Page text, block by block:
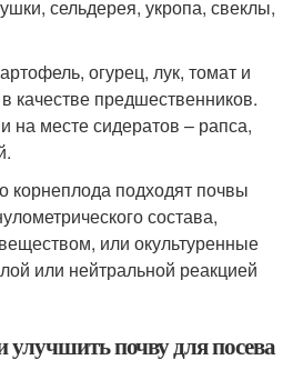
сельдерея, укропа, свеклы,
огурец, лук, томат и
качестве предшественников.
на месте сидератов – рапса,
корнеплода подходят почвы
состава,
или окультуренные
или нейтральной реакцией
улучшить почву для посева